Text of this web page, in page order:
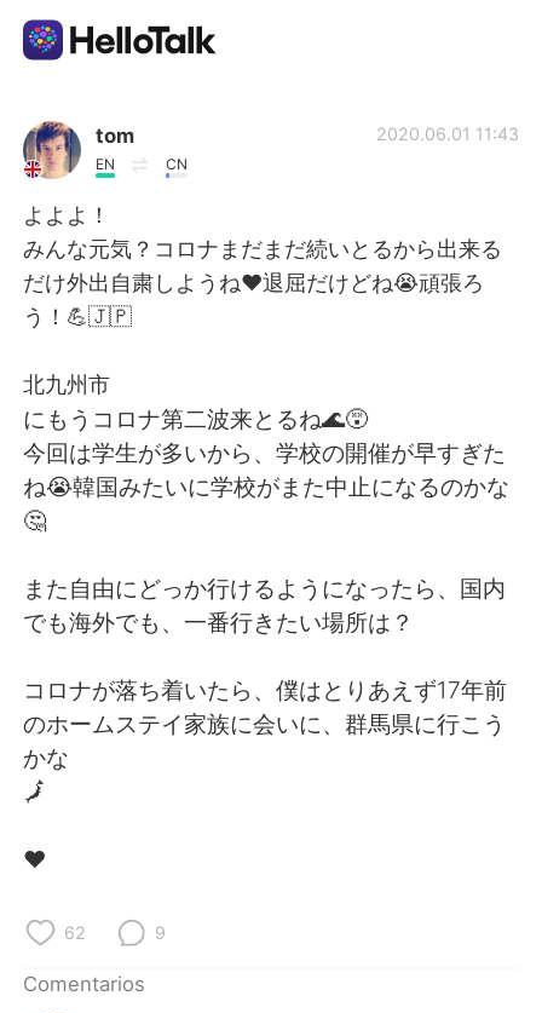
Aplicación de intercambio de idiomas
AI Grammar Checker
Español
繁體中文 العربية
Français Deutsch
Русский ไทย
Türkçe Tiếng Việt
tom
EN CN
2020.06.01 11:43
よよよ！
みんな元気？コロナまだまだ続いとるから出来る
だけ外出自粛しようね❤️退屈だけどね😭頑張ろ
う！💪🇯🇵
北九州市
にもうコロナ第二波来とるね🌊😵
今回は学生が多いから、学校の開催が早すぎた
ね😭韓国みたいに学校がまた中止になるのかな
🤔
また自由にどっか行けるようになったら、国内
でも海外でも、一番行きたい場所は？
コロナが落ち着いたら、僕はとりあえず17年前
のホームステイ家族に会いに、群馬県に行こう
かな
🗾
❤️
62 9
Comentarios